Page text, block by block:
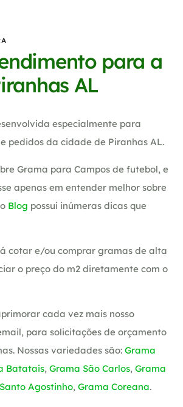
para a
AL
especialmente para
pedidos da cidade de Piranhas AL.
Grama para Campos de futebol, e
apenas em entender melhor sobre
Blog possui inúmeras dicas que
cotar e/ou comprar gramas de alta
o preço do m2 diretamente com o
cada vez mais nosso
para solicitações de orçamento
Nossas variedades são: Grama
Batatais, Grama São Carlos, Grama
Agostinho, Grama Coreana.